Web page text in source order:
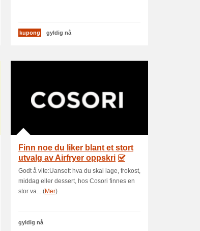
kupong gyldig nå
Finn noe du liker blant et stort
utvalg av Airfryer oppskri
Godt å vite:Uansett hva du skal lage, frokost,
middag eller dessert, hos Cosori finnes en
stor va... (Mer)
gyldig nå